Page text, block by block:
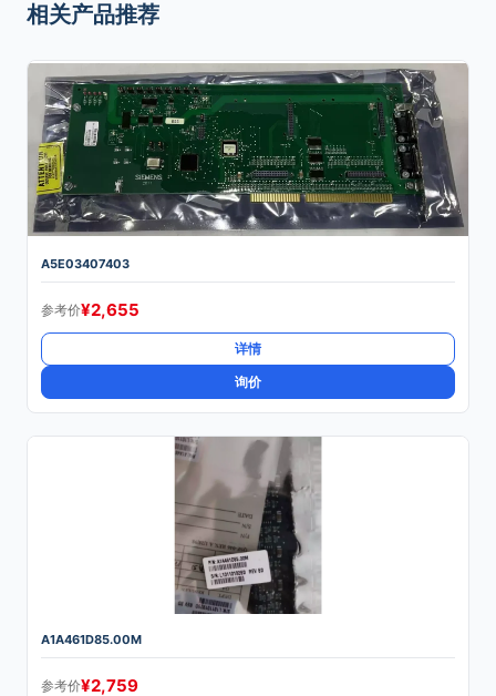
相关产品推荐
A5E03407403
参考价¥2,655
详情
询价
A1A461D85.00M
参考价¥2,759